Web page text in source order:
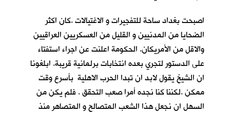
اصبحت بغداد ساحة للتفجيرات و الاغتيالات .كان اكثر
الضحايا من المدنيين و القليل من العسكريين العراقيين
والاقل من الأمريكان. الحكومة اعلنت عن اجراء استفتاء
على الدستور لتجري بعده انتخابات برلمانية قريبة. ابلغونا
ان الشيخ يقول لابد ان تبدا الحرب الاهلية بأسرع وقت
ممكن .لكننا كنا نجده أمرا صعب التحقق . فلم يكن من
السهل ان نجعل هذا الشعب المتصالح و المتصاهر منذ